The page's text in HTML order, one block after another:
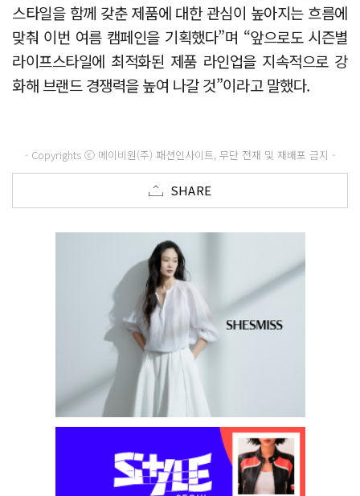
스타일을 함께 갖춘 제품에 대한 관심이 높아지는 흐름에
맞춰 이번 여름 캠페인을 기획했다”며 “앞으로도 시즌별
라이프스타일에 최적화된 제품 라인업을 지속적으로 강
화해 브랜드 경쟁력을 높여 나갈 것”이라고 말했다.
- Copyrights ⓒ 메이비원(주) 패션인사이트, 무단 전재 및 재배포 금지 -
SHARE